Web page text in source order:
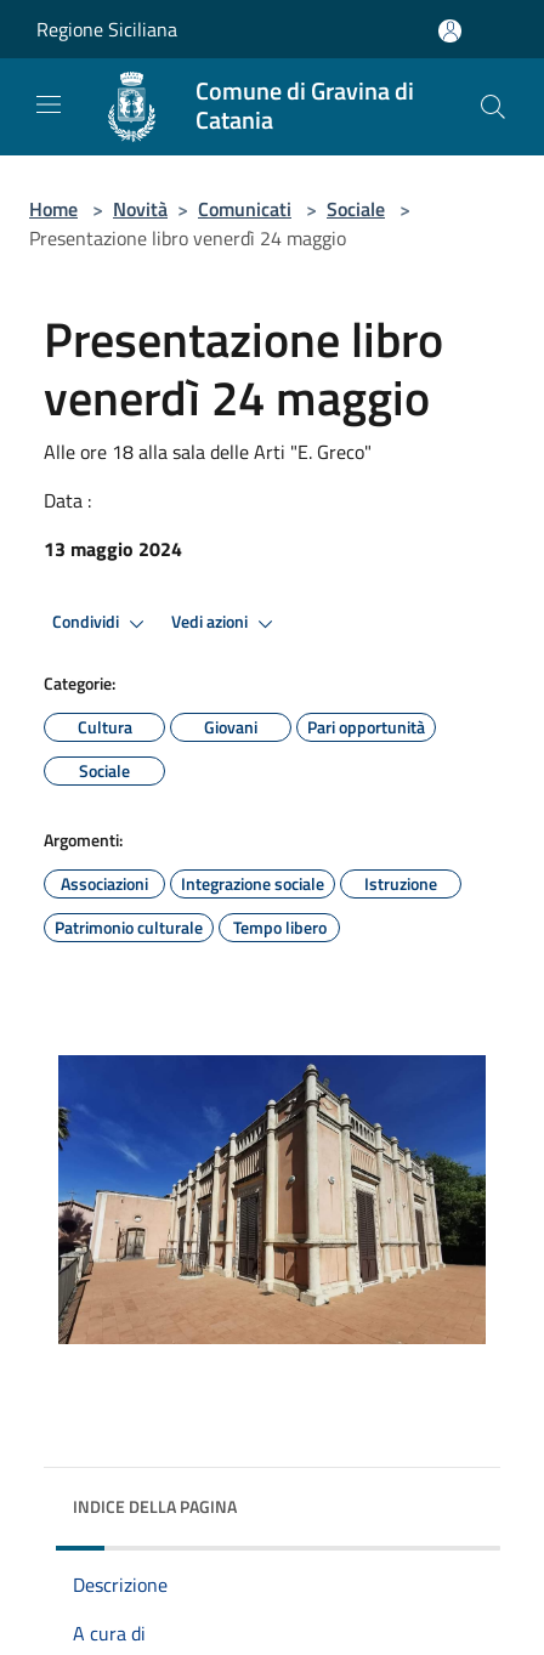
Regione Siciliana
Comune di Gravina di
Catania
Home > Novità > Comunicati > Sociale >
Presentazione libro venerdì 24 maggio
Presentazione libro
venerdì 24 maggio
Alle ore 18 alla sala delle Arti "E. Greco"
Data :
13 maggio 2024
Condividi Vedi azioni
Categorie:
Cultura
Giovani
Pari opportunità
Sociale
Argomenti:
Associazioni
Integrazione sociale
Istruzione
Patrimonio culturale
Tempo libero
INDICE DELLA PAGINA
Descrizione
A cura di